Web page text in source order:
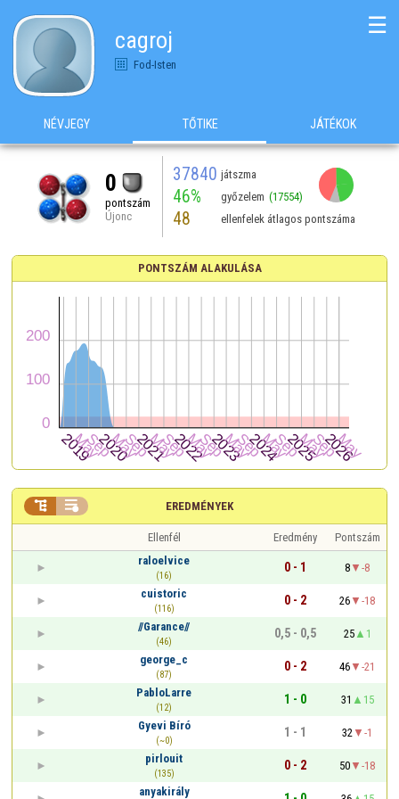
cagroj
Fod-Isten
☰
NÉVJEGY TŐTIKE JÁTÉKOK
0
pontszám
Újonc
37840 játszma
46% győzelem (17554)
48 ellenfelek átlagos pontszáma
PONTSZÁM ALAKULÁSA
EREDMÉNYEK
 
Ellenfél Eredmény
Pontszám
raloelvice
(16)
0 - 1 8
-8
cuistoric
(116)
0 - 2 26
-18
//Garance//
(46)
0,5 - 0,5 25
1
george_c
(87)
0 - 2 46
-21
PabloLarre
(12)
1 - 0 31
15
Gyevi Bíró
(~0)
1 - 1 32
-1
pirlouit
(135)
0 - 2 50
-18
anyakirály